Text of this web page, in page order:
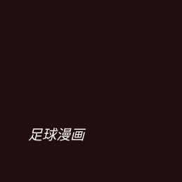
足球漫画